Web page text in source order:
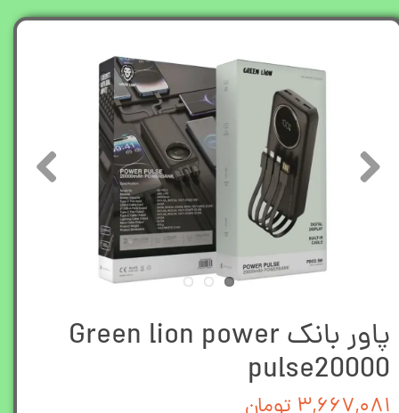
پاور بانک Green lion power
pulse20000